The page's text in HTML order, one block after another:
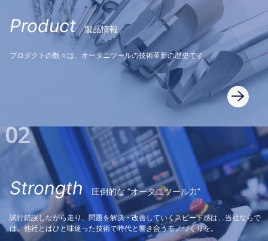
Product 製品情報
プロダクトの数々は、オータニツールの技術革新の歴史です
02
Strongth 圧倒的な “オータニツール力”
試行錯誤しながら走り、問題を解決・改善していくスピード感は、当社ならで
は。他社とはひと味違った技術で時代と響き合うモノづくりを。